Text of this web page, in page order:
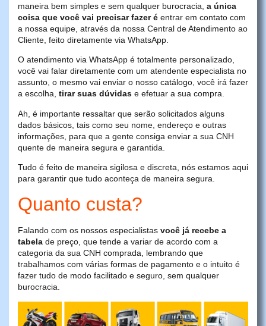
maneira bem simples e sem qualquer burocracia, a única
coisa que você vai precisar fazer é entrar em contato com
a nossa equipe, através da nossa Central de Atendimento ao
Cliente, feito diretamente via WhatsApp.
O atendimento via WhatsApp é totalmente personalizado,
você vai falar diretamente com um atendente especialista no
assunto, o mesmo vai enviar o nosso catálogo, você irá fazer
a escolha, tirar suas dúvidas e efetuar a sua compra.
Ah, é importante ressaltar que serão solicitados alguns
dados básicos, tais como seu nome, endereço e outras
informações, para que a gente consiga enviar a sua CNH
quente de maneira segura e garantida.
Tudo é feito de maneira sigilosa e discreta, nós estamos aqui
para garantir que tudo aconteça de maneira segura.
Quanto custa?
Falando com os nossos especialistas você já recebe a
tabela de preço, que tende a variar de acordo com a
categoria da sua CNH comprada, lembrando que
trabalhamos com várias formas de pagamento e o intuito é
fazer tudo de modo facilitado e seguro, sem qualquer
burocracia.